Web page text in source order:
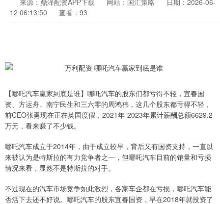
来源：鼎泽配资APP下载 网站：国汇策略
日期：2026-06-
12 06:13:50
查看：93
【哪吒汽车赢家到底是谁】哪吒汽车的股东们都亏得不轻，宜春国
资、方运舟、南宁民生和三六零的周鸿祎，这几个股东都亏得不轻，
前CEO张勇现在正在英国度假，2021年-2023年累计薪酬总额6629.2
万元，看来赚了不少钱。
哪吒汽车成立于2014年，由于成立较早，背后又有国资支持，一直以
来被认为是特斯拉的有力竞争者之一，但哪吒汽车目前的销量和亏损
情况来看，显然不是特斯拉的对手。
不过现在的汽车市场竞争如此激烈，各家车企都在亏损，哪吒汽车能
否活下去还不好说。哪吒汽车的股东宜春国资，早在2018年就投资了